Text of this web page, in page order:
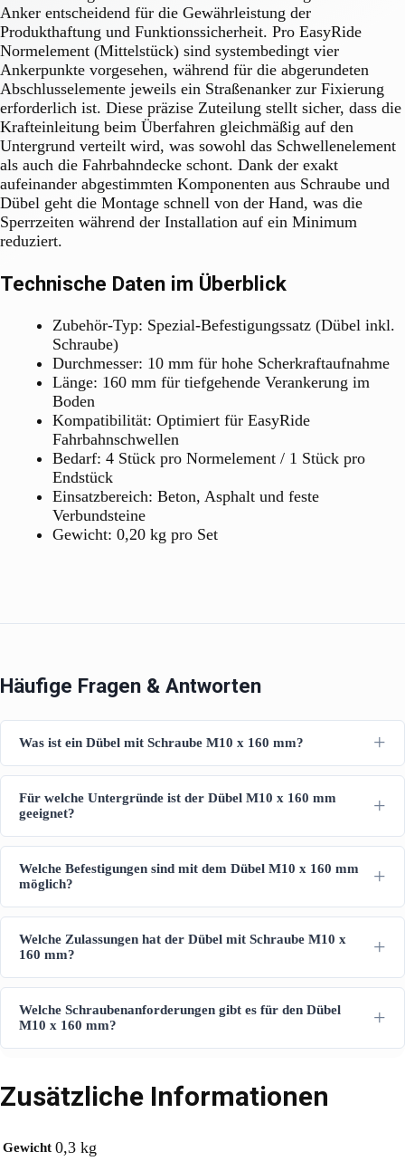
Anker entscheidend für die Gewährleistung der
Produkthaftung und Funktionssicherheit. Pro EasyRide
Normelement (Mittelstück) sind systembedingt vier
Ankerpunkte vorgesehen, während für die abgerundeten
Abschlusselemente jeweils ein Straßenanker zur Fixierung
erforderlich ist. Diese präzise Zuteilung stellt sicher, dass die
Krafteinleitung beim Überfahren gleichmäßig auf den
Untergrund verteilt wird, was sowohl das Schwellenelement
als auch die Fahrbahndecke schont. Dank der exakt
aufeinander abgestimmten Komponenten aus Schraube und
Dübel geht die Montage schnell von der Hand, was die
Sperrzeiten während der Installation auf ein Minimum
reduziert.
Technische Daten im Überblick
Zubehör-Typ: Spezial-Befestigungssatz (Dübel inkl.
Schraube)
Durchmesser: 10 mm für hohe Scherkraftaufnahme
Länge: 160 mm für tiefgehende Verankerung im
Boden
Kompatibilität: Optimiert für EasyRide
Fahrbahnschwellen
Bedarf: 4 Stück pro Normelement / 1 Stück pro
Endstück
Einsatzbereich: Beton, Asphalt und feste
Verbundsteine
Gewicht: 0,20 kg pro Set
Häufige Fragen & Antworten
Was ist ein Dübel mit Schraube M10 x 160 mm?
Für welche Untergründe ist der Dübel M10 x 160 mm
geeignet?
Welche Befestigungen sind mit dem Dübel M10 x 160 mm
möglich?
Welche Zulassungen hat der Dübel mit Schraube M10 x
160 mm?
Welche Schraubenanforderungen gibt es für den Dübel
M10 x 160 mm?
Zusätzliche Informationen
Gewicht 0,3 kg